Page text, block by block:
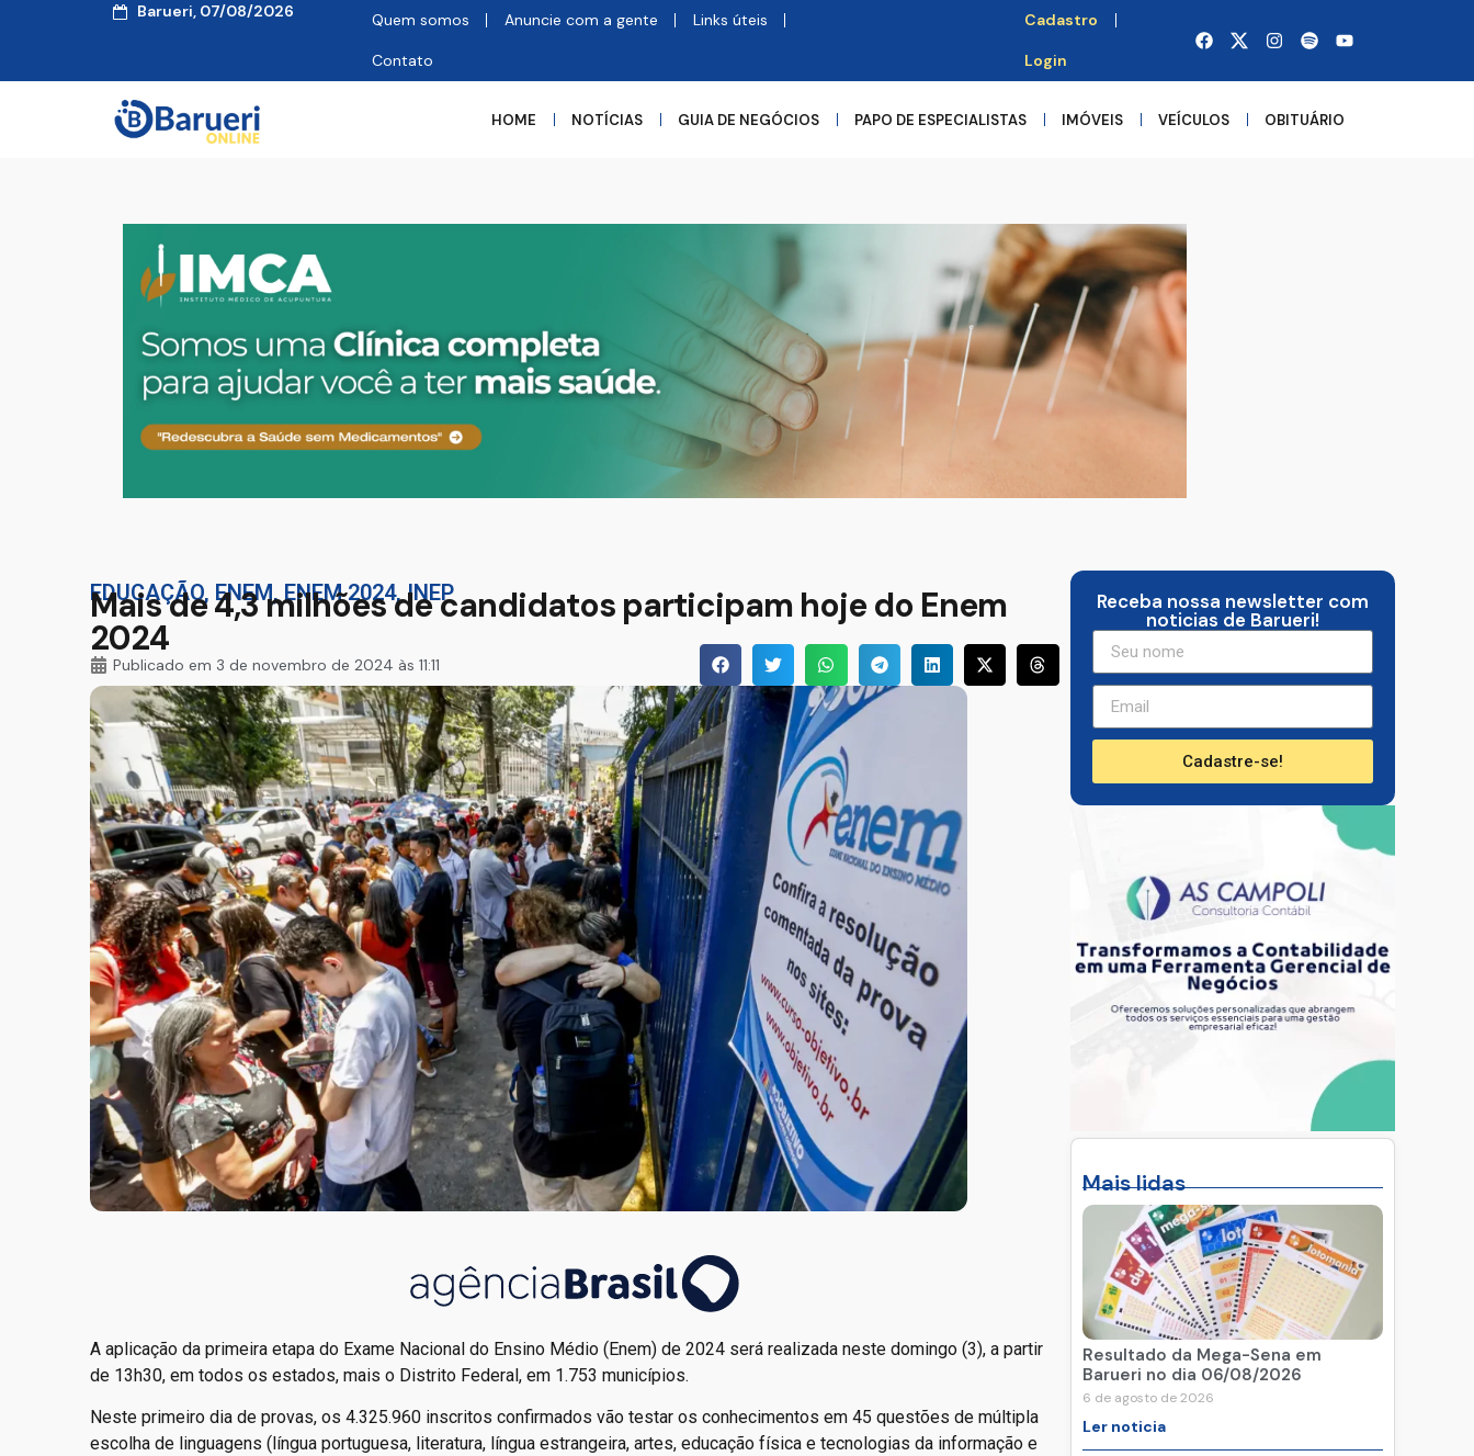
Barueri, 07/08/2026 Quem somos Anuncie com a gente Links úteis
Contato
Cadastro
Login
HOME NOTÍCIAS GUIA DE NEGÓCIOS PAPO DE ESPECIALISTAS IMÓVEIS VEÍCULOS OBITUÁRIO
EDUCAÇÃO, ENEM,ENEM 2024,INEP
Mais de 4,3 milhões de candidatos participam hoje do Enem
2024
Publicado em 3 de novembro de 2024 às 11:11
A aplicação da primeira etapa do Exame Nacional do Ensino Médio (Enem) de 2024 será realizada neste domingo (3), a partir
de 13h30, em todos os estados, mais o Distrito Federal, em 1.753 municípios.
Neste primeiro dia de provas, os 4.325.960 inscritos confirmados vão testar os conhecimentos em 45 questões de múltipla
escolha de linguagens (língua portuguesa, literatura, língua estrangeira, artes, educação física e tecnologias da informação e
Mais lidas
Resultado da Mega-Sena em
Barueri no dia 06/08/2026
6 de agosto de 2026
Ler noticia
Receba nossa newsletter com
noticias de Barueri!
Cadastre-se!